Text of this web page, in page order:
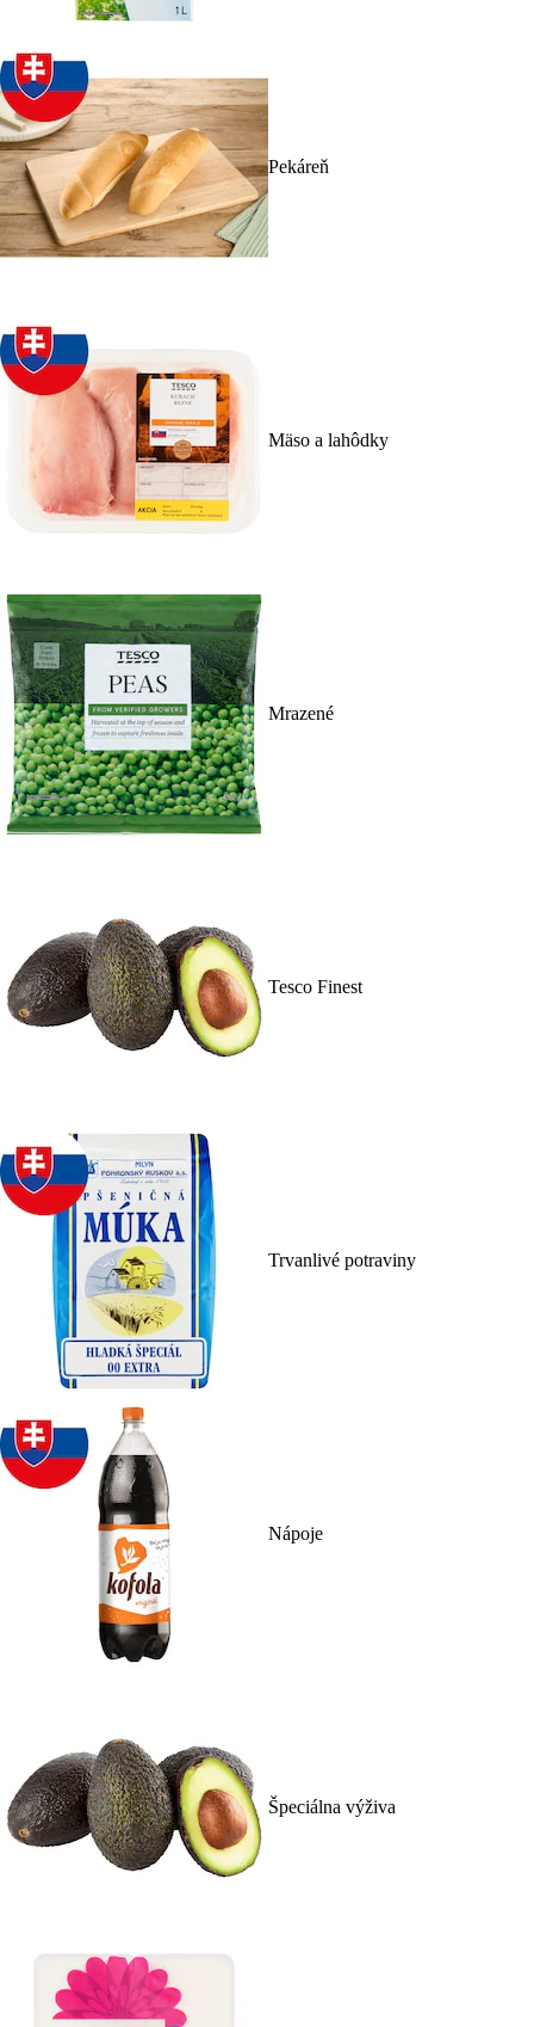
Pekáreň
Mäso a lahôdky
Mrazené
Tesco Finest
Trvanlivé potraviny
Nápoje
Špeciálna výživa